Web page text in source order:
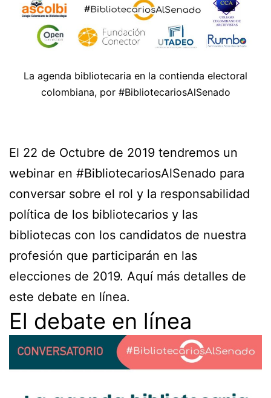
La agenda bibliotecaria en la contienda electoral
colombiana, por #BibliotecariosAlSenado
El 22 de Octubre de 2019 tendremos un
webinar en #BibliotecariosAlSenado para
conversar sobre el rol y la responsabilidad
política de los bibliotecarios y las
bibliotecas con los candidatos de nuestra
profesión que participarán en las
elecciones de 2019. Aquí más detalles de
este debate en línea.
El debate en línea